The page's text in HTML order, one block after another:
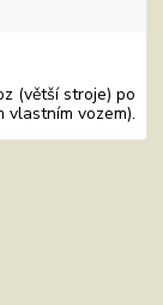
(větší stroje) po
vlastním vozem).